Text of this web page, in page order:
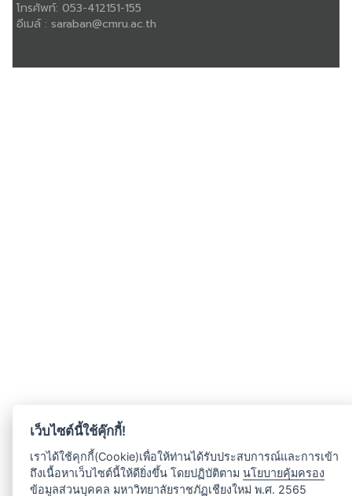
โทรศัพท์: 053-412151-155
อีเมล์ : saraban@cmru.ac.th
เว็บไซต์นี้ใช้คุ๊กกี้!
เราได้ใช้คุกกี้(Cookie)เพื่อให้ท่านได้รับประสบการณ์และการเข้า
ถึงเนื้อหาเว็บไซต์นี้ให้ดียิ่งขึ้น โดยปฏิบัติตามนโยบายคุ้มครอง
ข้อมูลส่วนบุคคล มหาวิทยาลัยราชภัฏเชียงใหม่ พ.ศ. 2565